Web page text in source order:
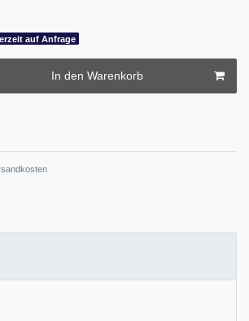
auf Anfrage
In den Warenkorb